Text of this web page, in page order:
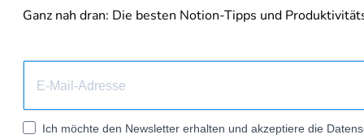
Ganz nah dran: Die besten Notion-Tipps und
Ich möchte den Newsletter erhalten und akzeptiere die